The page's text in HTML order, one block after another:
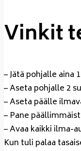
Vinkit
– Jätä pohjalle aina
– Aseta pohjalle 2
– Aseta päälle
– Pane
– Avaa kaikki ilma-
Kun tuli palaa